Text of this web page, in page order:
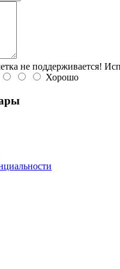
не поддерживается!
Хорошо